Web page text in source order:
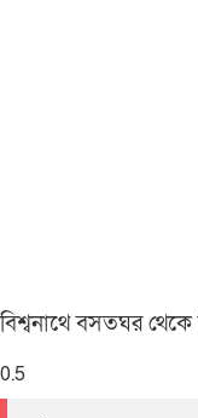
বিশ্বনাথে বসতঘর